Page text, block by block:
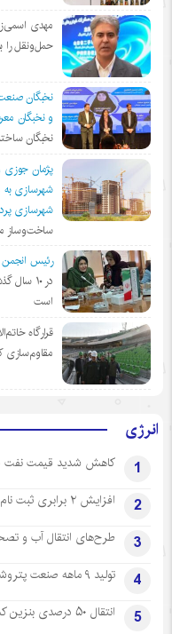
مهدی
حمل‌ونقل
نخبگان
و نخبگان
نخبگان
پژمان جوزی
شهرسازی
شهرسازی
ساخت‌وساز
رئیس انجمن
در ١٠
است
قرارگاه
مقاوم‌سازی
انرژی
1 کاهش شدید قیمت نفت
2 افزایش ۲ برابری ثبت نام مشترکان گاز تهرانی‌ در سامانه اصلاح موتور
3 طرح‌های انتقال آب و
4 تولید ۹ ماهه صنعت پتروشیمی با ۷ درصد رشد به ۵۳ میلیون تن رسید
5 انتقال ۵۰ درصدی بنزین کشور از منطقه خلیج فارس